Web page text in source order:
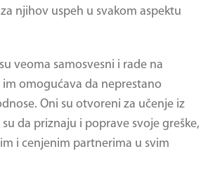
njihov uspeh u svakom aspektu
veoma samosvesni i rade na
im omogućava da neprestano
Oni su otvoreni za učenje iz
da priznaju i poprave svoje greške,
i cenjenim partnerima u svim